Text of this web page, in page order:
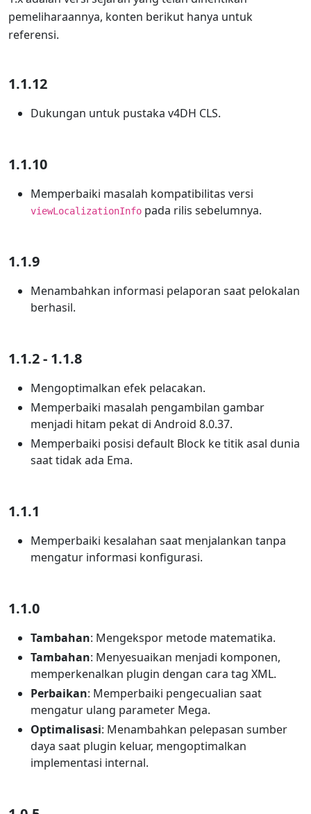
pemeliharaannya, konten berikut hanya untuk
referensi.
1.1.12
Dukungan untuk pustaka v4DH CLS.
1.1.10
Memperbaiki masalah kompatibilitas versi
viewLocalizationInfo pada rilis sebelumnya.
1.1.9
Menambahkan informasi pelaporan saat pelokalan
berhasil.
1.1.2 - 1.1.8
Mengoptimalkan efek pelacakan.
Memperbaiki masalah pengambilan gambar
menjadi hitam pekat di Android 8.0.37.
Memperbaiki posisi default Block ke titik asal dunia
saat tidak ada Ema.
1.1.1
Memperbaiki kesalahan saat menjalankan tanpa
mengatur informasi konfigurasi.
1.1.0
Tambahan: Mengekspor metode matematika.
Tambahan: Menyesuaikan menjadi komponen,
memperkenalkan plugin dengan cara tag XML.
Perbaikan: Memperbaiki pengecualian saat
mengatur ulang parameter Mega.
Optimalisasi: Menambahkan pelepasan sumber
daya saat plugin keluar, mengoptimalkan
implementasi internal.